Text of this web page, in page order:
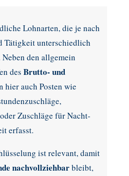
Lohnarten, die je nach
Tätigkeit unterschiedlich
den allgemein
des Brutto- und
hier auch Posten wie
Zuschläge für Nacht-
erfasst.
ist relevant, damit
nachvollziehbarbleibt,